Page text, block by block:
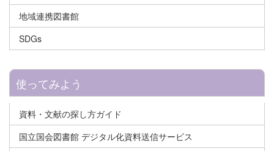
地域連携図書館
SDGs
使ってみよう
資料・文献の探し方ガイド
国立国会図書館 デジタル化資料送信サービス